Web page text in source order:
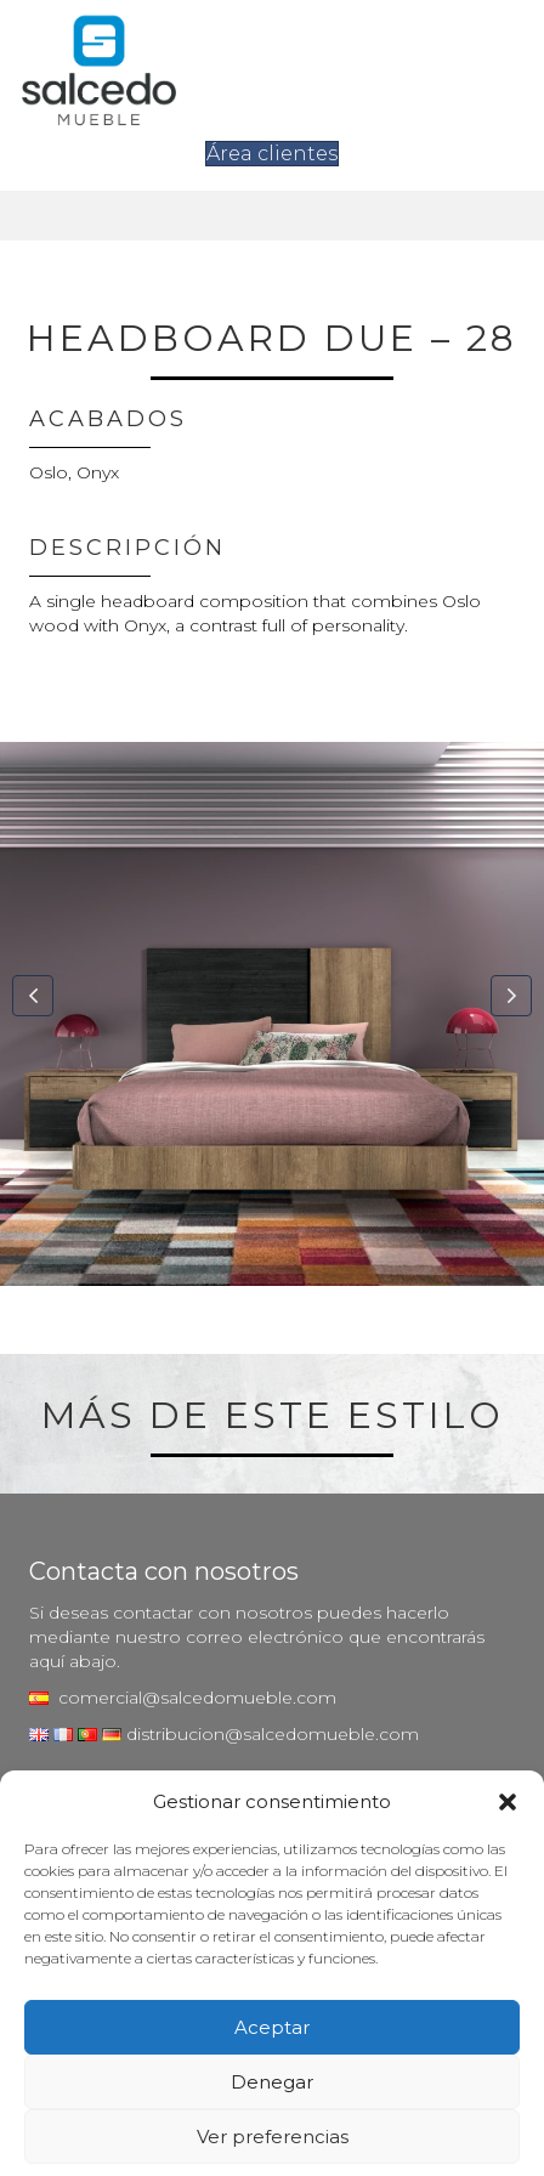
Gestionar consentimiento
Para ofrecer las mejores experiencias, utilizamos tecnologías como las
cookies para almacenar y/o acceder a la información del dispositivo. El
consentimiento de estas tecnologías nos permitirá procesar datos
como el comportamiento de navegación o las identificaciones únicas
en este sitio. No consentir o retirar el consentimiento, puede afectar
negativamente a ciertas características y funciones.
Aceptar
Denegar
Ver preferencias
Área clientes
HEADBOARD DUE – 28
ACABADOS
Oslo, Onyx
DESCRIPCIÓN
A single headboard composition that combines Oslo
wood with Onyx, a contrast full of personality.
MÁS DE ESTE ESTILO
Contacta con nosotros
Si deseas contactar con nosotros puedes hacerlo
mediante nuestro correo electrónico que encontrarás
aquí abajo.
comercial@salcedomueble.com
distribucion@salcedomueble.com
Aviso legal
Política de privacidad
Política de cookies
Mantener su mueble
Subvenciones
Web desarrollada, posicionada y mantenida con mucha cafeína por